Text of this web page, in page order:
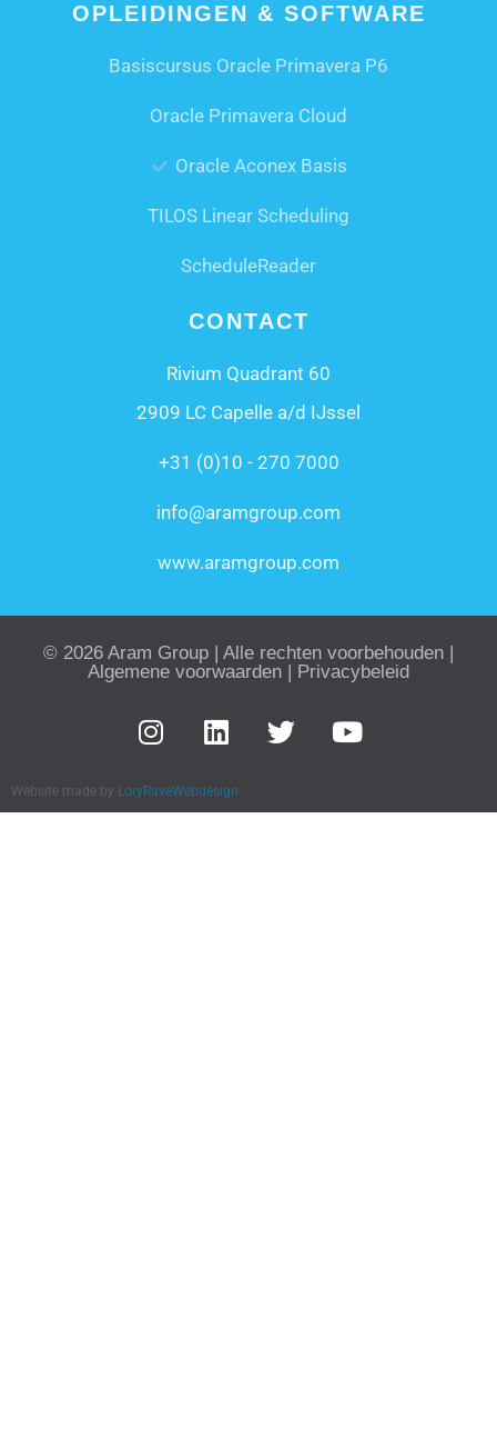
OPLEIDINGEN & SOFTWARE
Basiscursus Oracle Primavera P6
Oracle Primavera Cloud
Oracle Aconex Basis
TILOS Linear Scheduling
ScheduleReader
CONTACT
Rivium Quadrant 60
2909 LC Capelle a/d IJssel
+31 (0)10 - 270 7000
info@aramgroup.com
www.aramgroup.com
© 2026 Aram Group | Alle rechten voorbehouden |
Algemene voorwaarden | Privacybeleid
Website made by LoryRaveWebdesign